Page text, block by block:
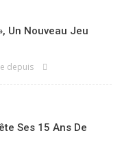
Un Nouveau Jeu
depuis
Ses 15 Ans De